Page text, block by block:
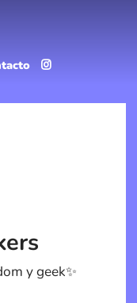
y geek✨️